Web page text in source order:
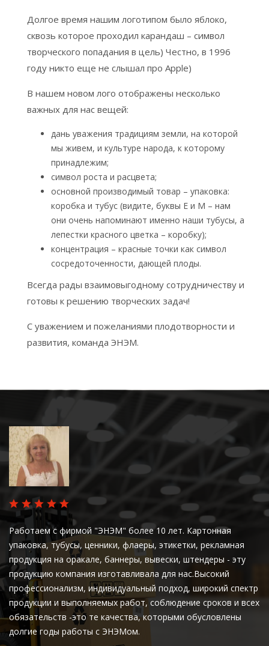
Долгое время нашим логотипом было яблоко,
сквозь которое проходил карандаш – символ
творческого попадания в цель) Честно, в 1996
году никто еще не слышал про Apple)
В нашем новом лого отображены несколько
важных для нас вещей:
дань уважения традициям земли, на которой
мы живем, и культуре народа, к которому
принадлежим;
символ роста и расцвета;
основной производимый товар – упаковка:
коробка и тубус (видите, буквы Е и М – нам
они очень напоминают именно наши тубусы, а
лепестки красного цветка – коробку);
концентрация – красные точки как символ
сосредоточенности, дающей плоды.
Всегда рады взаимовыгодному сотрудничеству и
готовы к решению творческих задач!
С уважением и пожеланиями плодотворности и
развития, команда ЭНЭМ.
Работаем с фирмой "ЭНЭМ" более 10 лет. Картонная
упаковка, тубусы, ценники, флаеры, этикетки, рекламная
продукция на оракале, баннеры, вывески, штендеры - эту
продукцию компания изготавливала для нас.Высокий
профессионализм, индивидуальный подход, широкий спектр
продукции и выполняемых работ, соблюдение сроков и всех
обязательств -это те качества, которыми обусловлены
долгие годы работы с ЭНЭМом.